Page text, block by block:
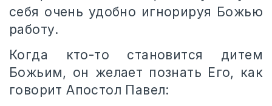
себя очень удобно игнорируя Божью
работу.
Когда кто-то становится дитем
Божьим, он желает познать Его, как
говорит Апостол Павел: